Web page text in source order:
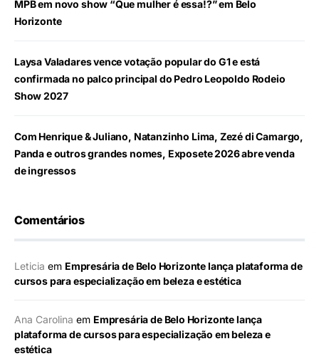
MPB em novo show “Que mulher é essa!?” em Belo
Horizonte
Laysa Valadares vence votação popular do G1 e está
confirmada no palco principal do Pedro Leopoldo Rodeio
Show 2027
Com Henrique & Juliano, Natanzinho Lima, Zezé di Camargo,
Panda e outros grandes nomes, Exposete 2026 abre venda
de ingressos
Comentários
Leticia em Empresária de Belo Horizonte lança plataforma de
cursos para especialização em beleza e estética
Ana Carolina em Empresária de Belo Horizonte lança
plataforma de cursos para especialização em beleza e
estética